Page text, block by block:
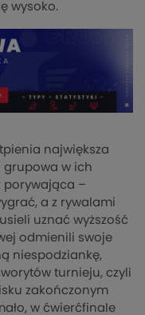
wysoko.
największa
grupowa w ich
porywająca –
a z rywalami
uznać wyższość
odmienili swoje
niespodziankę,
turnieju, czyli
zakończonym
w ćwierćfinale